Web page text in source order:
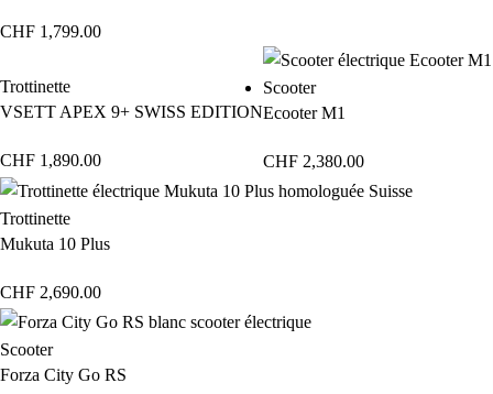
CHF 1,799.00
Trottinette
VSETT APEX 9+ SWISS EDITION
CHF 1,890.00
Scooter
Ecooter M1
CHF 2,380.00
Trottinette
Mukuta 10 Plus
CHF 2,690.00
Scooter
Forza City Go RS